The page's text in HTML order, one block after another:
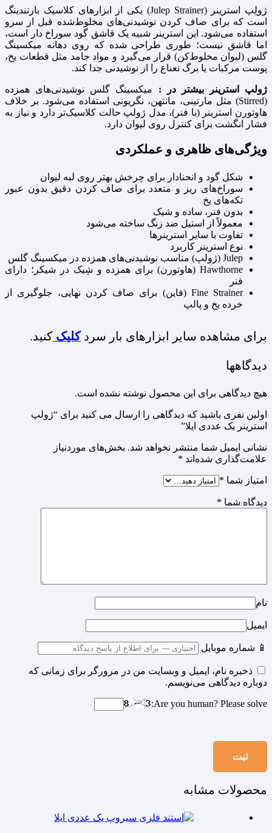
ژولِپ استرینر (Julep Strainer) یکی از ابزارهای کلاسیک بارتندینگ
است که برای صاف کردن نوشیدنی‌های مخلوط‌شده قبل از سرو
استفاده می‌شود. این استرینر شبیه یک قاشق گود سوراخ‌ دار است،
اما قاشق نیست؛ طوری طراحی شده که روی دهانه میکسینگ
گلس (لیوان مخلوط‌کن) قرار می‌گیرد و مواد جامد مثل قطعات یخ،
پوست مرکبات یا برگ نعناع را از نوشیدنی جدا کند.
ژولپ استرینر بیشتر در : میکسینگ گلس نوشیدنی‌های همزده
(Stirred) مثل مارتینی، مانتهن، نگریونی استفاده می‌شود. بر خلاف
هاوتورن استرینر (با فنر)، مدل ژولپ حالت کلاسیک‌تر دارد و نیاز به
فشار انگشت برای کنترل روی لیوان دارد.
ویژگی‌های ظاهری و عملکردی
شکل گود و انحنادار برای چرخش بهتر روی لبه لیوان
سوراخ‌های ریز و متعدد برای صاف کردن دقیق بدون عبور
تکه‌های یخ
بدون فنر، ساده و شیک
معمولاً از استیل ضد زنگ ساخته می‌شود
تفاوت با سایر استرینرها
نوع استرینر کاربرد
Julep (ژولپ) مناسب نوشیدنی‌های همزده در میکسینگ گلس
Hawthorne (هاوتورن) برای همزده و شِیک در شیکر؛ دارای
فنر
Fine Strainer (فاین) برای صاف کردن نهایی، جلوگیری از
خرده یخ و پالپ
برای مشاهده سایر ابزارهای بار سردکلیک کنید.
دیدگاهها
هیچ دیدگاهی برای این محصول نوشته نشده است.
اولین نفری باشید که دیدگاهی را ارسال می کنید برای “ژولپ
استرینر یک عددی ایلا”
نشانی ایمیل شما منتشر نخواهد شد. بخش‌های موردنیاز
علامت‌گذاری شده‌اند *
امتیاز شما *
دیدگاه شما *
نام
ایمیل
📱 شماره موبایل
ذخیره نام، ایمیل و وبسایت من در مرورگر برای زمانی که
دوباره دیدگاهی می‌نویسم.
Are you human? Please solve:
محصولات مشابه